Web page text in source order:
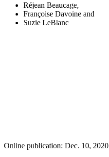
Réjean Beaucage,
Françoise Davoine and
Suzie LeBlanc
Online publication: Dec. 10, 2020